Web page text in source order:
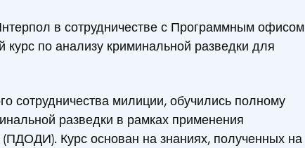
в сотрудничестве с Программным офисом
по анализу криминальной разведки для
сотрудничества милиции, обучились полному
разведки в рамках применения
Курс основан на знаниях, полученных на